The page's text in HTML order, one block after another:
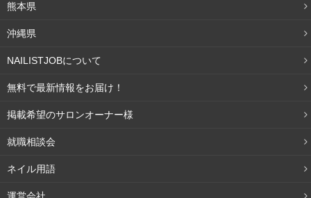
熊本県
沖縄県
NAILISTJOBについて
無料で最新情報をお届け！
掲載希望のサロンオーナー様
就職相談会
ネイル用語